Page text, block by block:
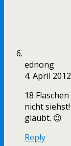
ednong
4. April 2012
18
nicht
glaubt. 😉
Reply